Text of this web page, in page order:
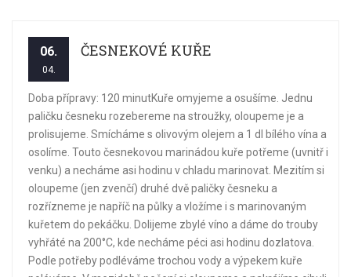
06.
04.
ČESNEKOVÉ KUŘE
Doba přípravy: 120 minutKuře omyjeme a osušíme. Jednu
paličku česneku rozebereme na stroužky, oloupeme je a
prolisujeme. Smícháme s olivovým olejem a 1 dl bílého vína a
osolíme. Touto česnekovou marinádou kuře potřeme (uvnitř i
venku) a necháme asi hodinu v chladu marinovat. Mezitím si
oloupeme (jen zvenčí) druhé dvě paličky česneku a
rozřízneme je napříč na půlky a vložíme i s marinovaným
kuřetem do pekáčku. Dolijeme zbylé víno a dáme do trouby
vyhřáté na 200°C, kde necháme péci asi hodinu dozlatova.
Podle potřeby podléváme trochou vody a výpekem kuře